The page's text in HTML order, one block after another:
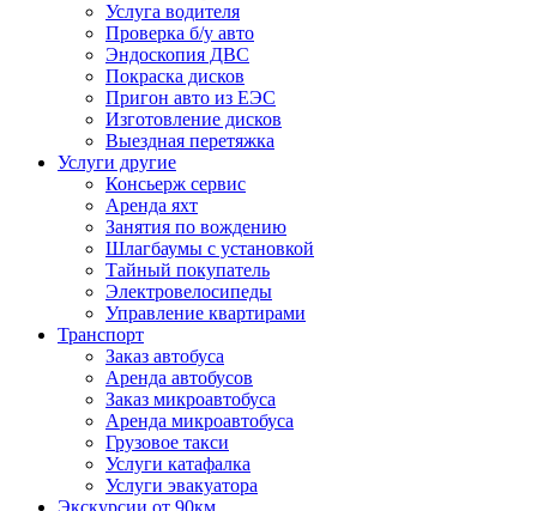
Услуга водителя
Проверка б/у авто
Эндоскопия ДВС
Покраска дисков
Пригон авто из ЕЭС
Изготовление дисков
Выездная перетяжка
Услуги другие
Консьерж сервис
Аренда яхт
Занятия по вождению
Шлагбаумы с установкой
Тайный покупатель
Электровелосипеды
Управление квартирами
Транспорт
Заказ автобуса
Аренда автобусов
Заказ микроавтобуса
Аренда микроавтобуса
Грузовое такси
Услуги катафалка
Услуги эвакуатора
Экскурсии от 90км